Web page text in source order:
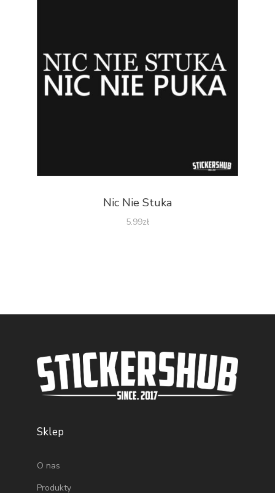
Nic Nie Stuka
5.99zł
Sklep
O nas
Produkty